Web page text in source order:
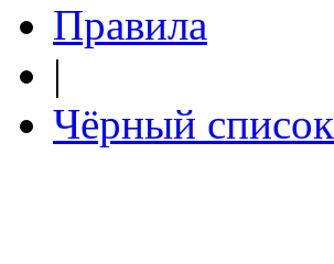
Правила
|
Чёрный список